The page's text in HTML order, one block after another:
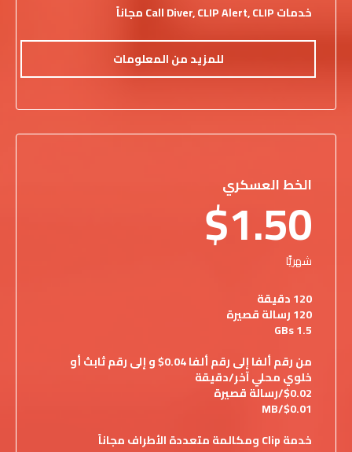
خدمات Call Diver, CLIP Alert, CLIP مجاناً
للمزيد من المعلومات
الخط العسكري
$1.50
شهريًّا
120 دقيقة
120 رسالة قصيرة
1.5 GBs
من رقم ألفا إلى رقم ألفا 0.04$ و إلى رقم ثابث أو
خلوي محلي آخر/دقيقة
$0.02/رسالة قصيرة
MB/$0.01
خدمة Clip ومكالمة متعددة الأطراف مجاناً